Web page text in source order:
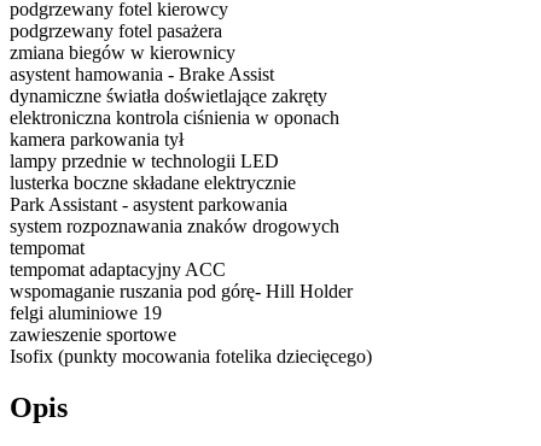
podgrzewany fotel kierowcy
podgrzewany fotel pasażera
zmiana biegów w kierownicy
asystent hamowania - Brake Assist
dynamiczne światła doświetlające zakręty
elektroniczna kontrola ciśnienia w oponach
kamera parkowania tył
lampy przednie w technologii LED
lusterka boczne składane elektrycznie
Park Assistant - asystent parkowania
system rozpoznawania znaków drogowych
tempomat
tempomat adaptacyjny ACC
wspomaganie ruszania pod górę- Hill Holder
felgi aluminiowe 19
zawieszenie sportowe
Isofix (punkty mocowania fotelika dziecięcego)
Opis